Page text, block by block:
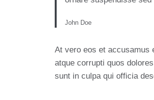
John Doe
At vero eos et accusamus
atque corrupti quos
sunt in culpa qui officia